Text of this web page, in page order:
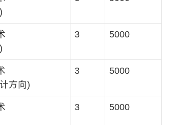
3 5000
方向)
3 5000
3 5000